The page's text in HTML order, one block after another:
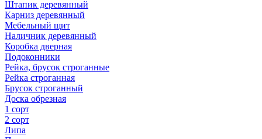
Штапик деревянный
Карниз деревянный
Мебельный щит
Наличник деревянный
Коробка дверная
Подоконники
Рейка, брусок строганные
Рейка строганная
Брусок строганный
Доска обрезная
1 сорт
2 сорт
Липа